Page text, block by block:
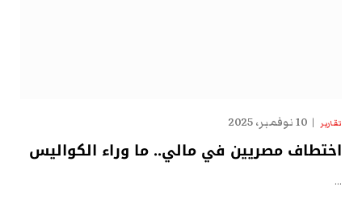
تقارير 10 نوفمبر، 2025
اختطاف مصريين في مالي.. ما وراء الكواليس
…